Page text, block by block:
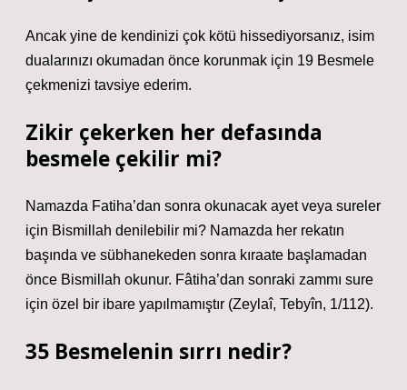
Ancak yine de kendinizi çok kötü hissediyorsanız, isim
dualarınızı okumadan önce korunmak için 19 Besmele
çekmenizi tavsiye ederim.
Zikir çekerken her defasında
besmele çekilir mi?
Namazda Fatiha’dan sonra okunacak ayet veya sureler
için Bismillah denilebilir mi? Namazda her rekatın
başında ve sübhanekeden sonra kıraate başlamadan
önce Bismillah okunur. Fâtiha’dan sonraki zammı sure
için özel bir ibare yapılmamıştır (Zeylaî, Tebyîn, 1/112).
35 Besmelenin sırrı nedir?